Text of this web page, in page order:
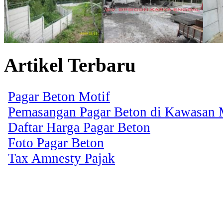
Artikel Terbaru
Pagar Beton Motif
Pemasangan Pagar Beton di
Daftar Harga Pagar Beton
Foto Pagar Beton
Tax Amnesty Pajak